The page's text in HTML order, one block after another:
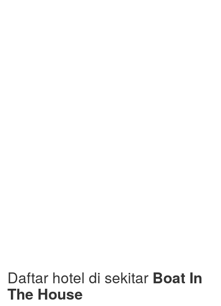
Daftar hotel di sekitar Boat In
The House